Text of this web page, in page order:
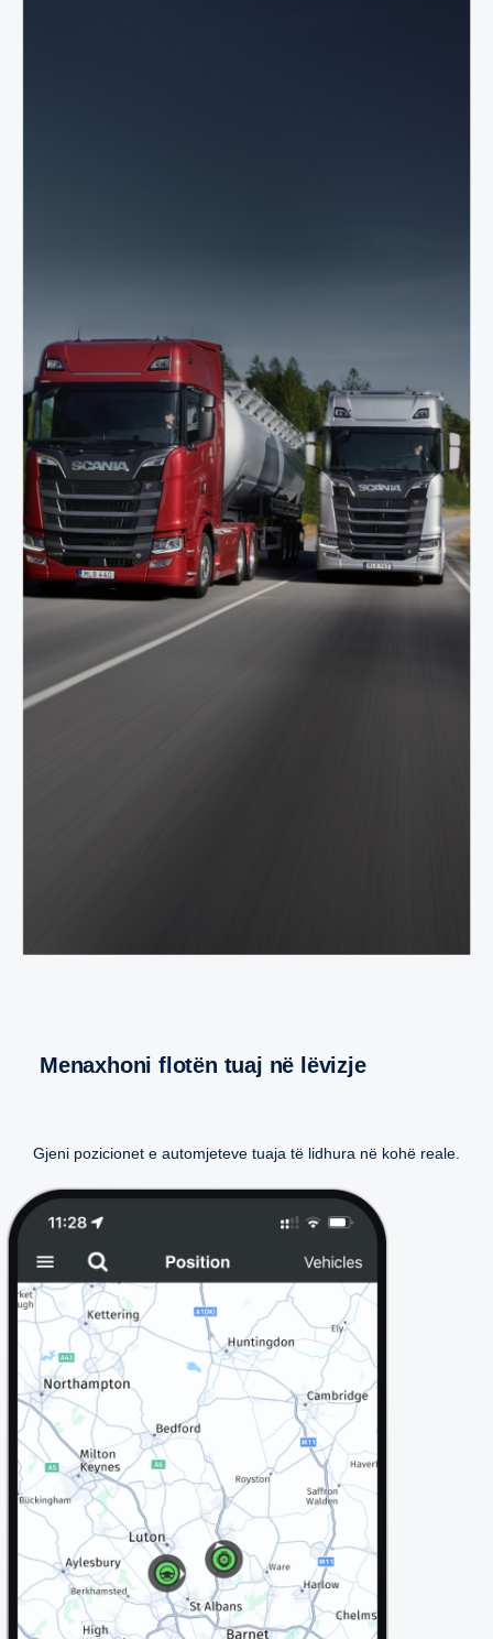
Menaxhoni flotën tuaj në lëvizje
Gjeni pozicionet e automjeteve tuaja të lidhura në kohë reale.